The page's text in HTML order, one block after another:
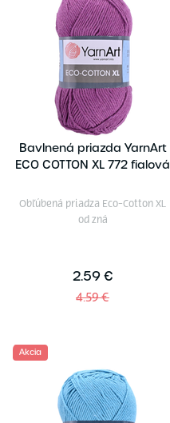
Bavlnená priazda YarnArt
ECO COTTON XL 772 fialová
Obľúbená priadza Eco-Cotton XL
od zná
2.59 €
4.59 €
Akcia